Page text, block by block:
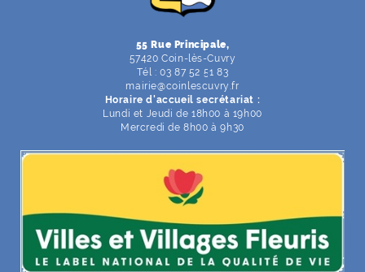
55 Rue Principale,
57420 Coin-lès-Cuvry
Tél : 03 87 52 51 83
mairie@coinlescuvry.fr
Horaire d'accueil secrétariat :
Lundi et Jeudi de 18h00 à 19h00
Mercredi de 8h00 à 9h30